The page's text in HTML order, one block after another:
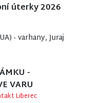
úterky 2026
- varhany, Juraj
-
VARU
Liberec